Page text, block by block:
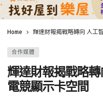
Home 輝達財報揭戰略轉向 人工
合作媒體
輝達財報揭戰略
電競顯示卡空間